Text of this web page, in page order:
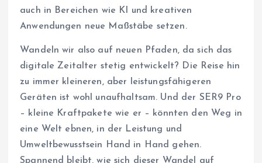
auch in Bereichen wie KI und kreativen
Anwendungen neue Maßstäbe setzen.
Wandeln wir also auf neuen Pfaden, da sich das
digitale Zeitalter stetig entwickelt? Die Reise hin
zu immer kleineren, aber leistungsfähigeren
Geräten ist wohl unaufhaltsam. Und der SER9 Pro
– kleine Kraftpakete wie er – könnten den Weg in
eine Welt ebnen, in der Leistung und
Umweltbewusstsein Hand in Hand gehen.
Spannend bleibt, wie sich dieser Wandel auf